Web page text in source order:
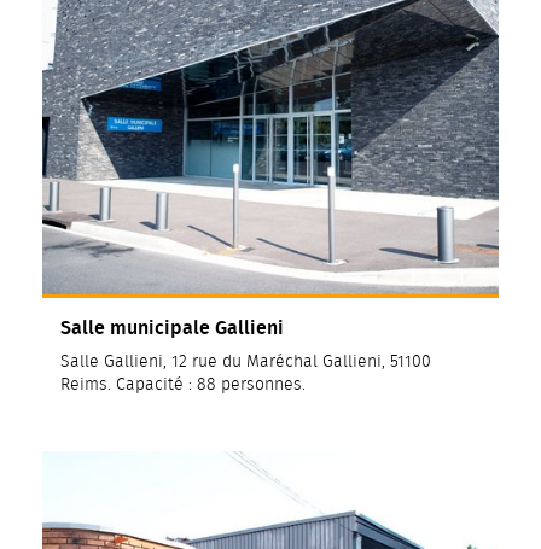
Salle municipale Gallieni
Salle Gallieni, 12 rue du Maréchal Gallieni, 51100
Reims. Capacité : 88 personnes.